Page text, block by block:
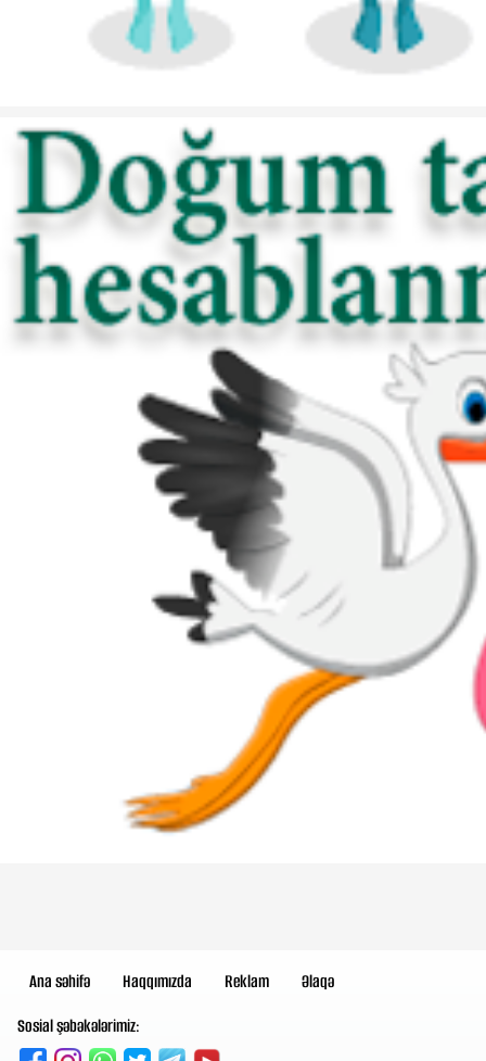
Ana səhifə Haqqımızda Reklam
Əlaqə
Sosial şəbəkələrimiz: